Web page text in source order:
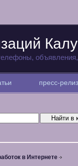
пресс-
в Интернете